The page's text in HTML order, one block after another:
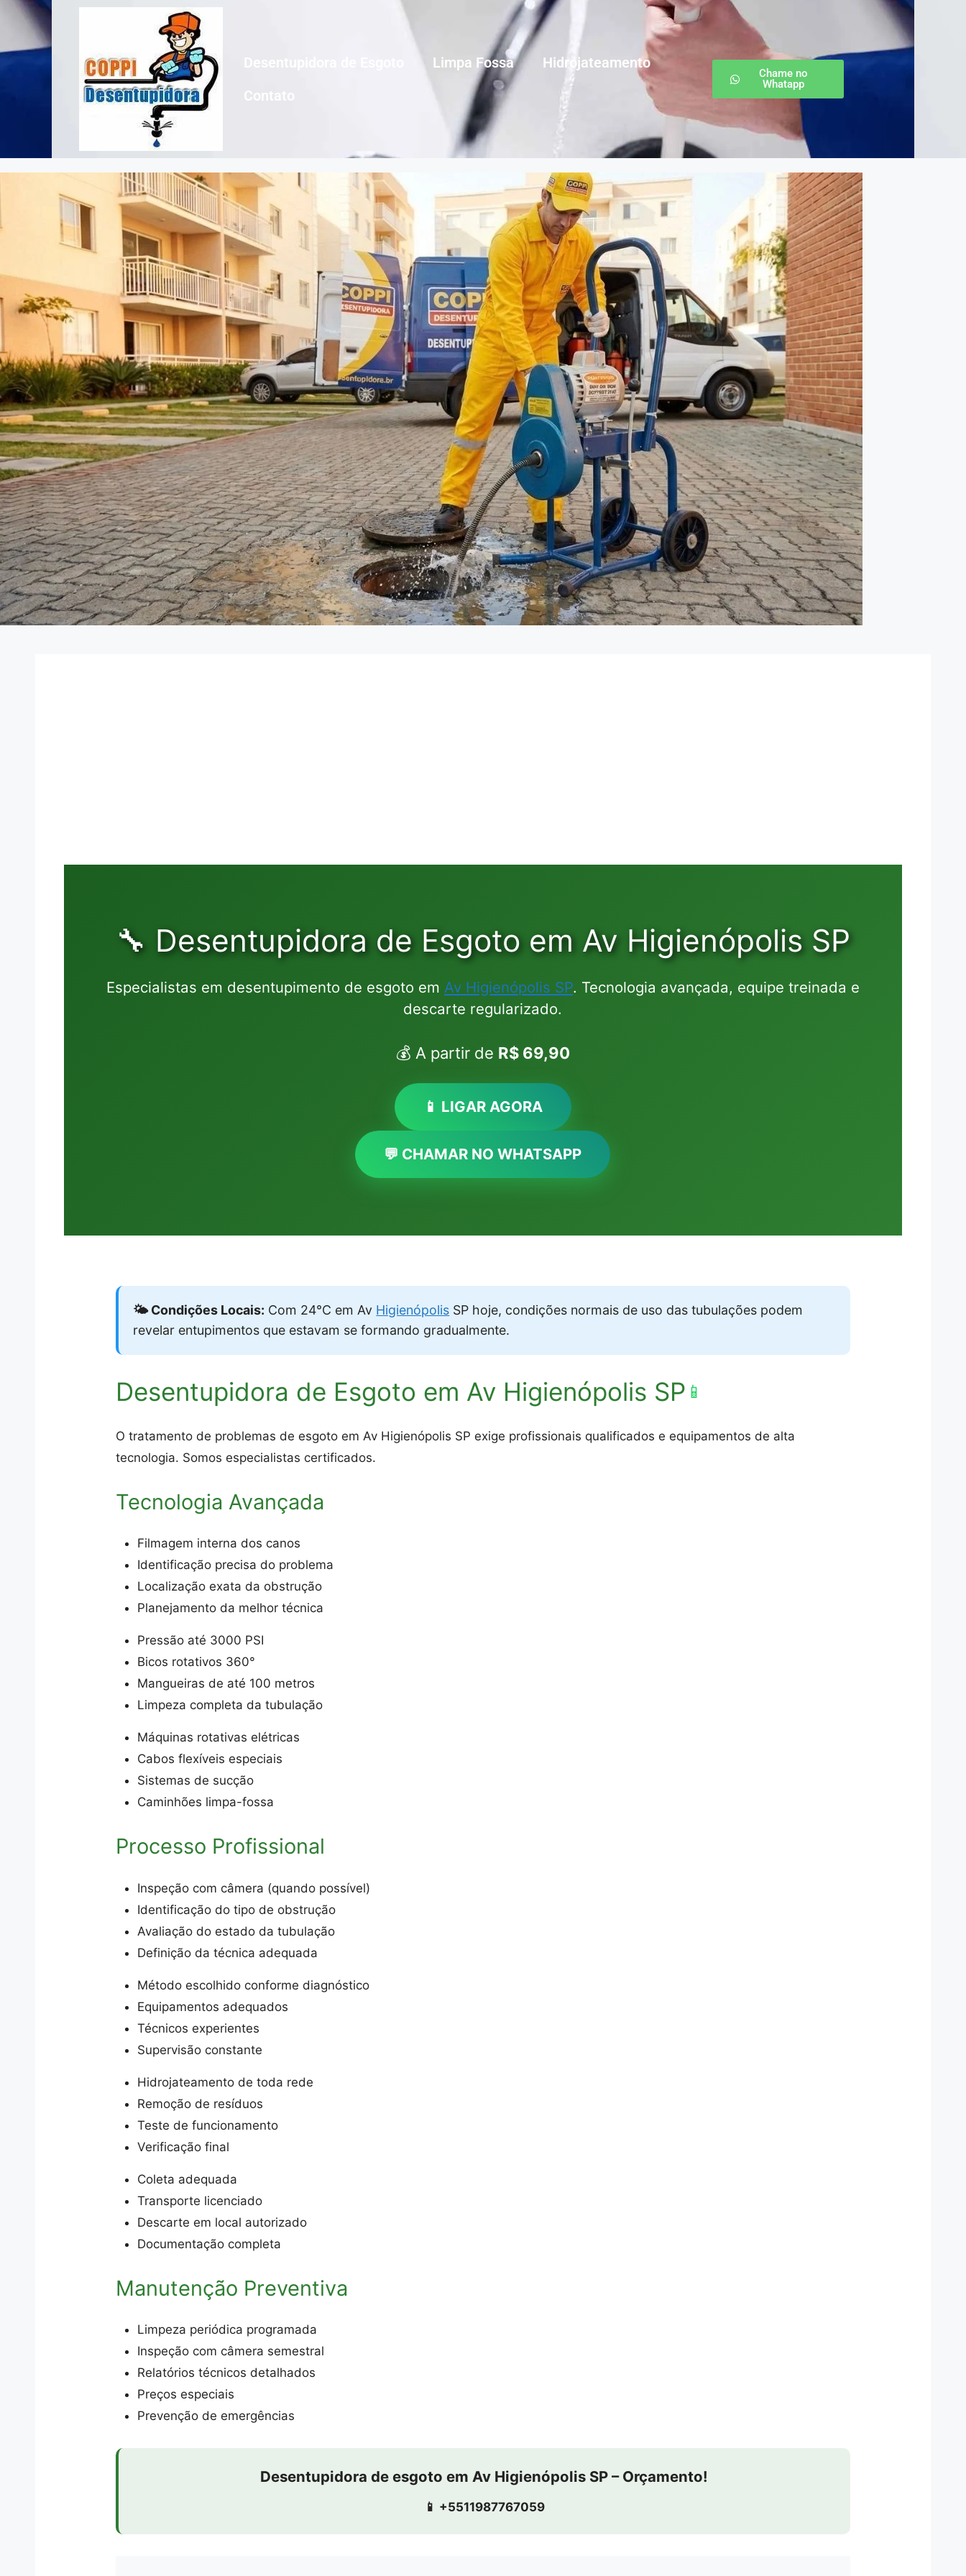
Limpa Fossa
Hidrojateamento
Chame no
Whatapp
🔧 Desentupidora de Esgoto em Av Higienópolis SP
Especialistas em desentupimento de esgoto em Av Higienópolis SP. Tecnologia avançada, equipe treinada e
descarte regularizado.
💰 A partir de R$ 69,90
📱 LIGAR AGORA
💬 CHAMAR NO WHATSAPP
🌤️ Condições Locais: Com 24°C em Av Higienópolis SP hoje, condições normais de uso das tubulações podem
revelar entupimentos que estavam se formando gradualmente.
Desentupidora de Esgoto em Av Higienópolis SP 📱
O tratamento de problemas de esgoto em Av Higienópolis SP exige profissionais qualificados e equipamentos de alta
tecnologia. Somos especialistas certificados.
Tecnologia Avançada
Filmagem interna dos canos
Identificação precisa do problema
Localização exata da obstrução
Planejamento da melhor técnica
Pressão até 3000 PSI
Bicos rotativos 360°
Mangueiras de até 100 metros
Limpeza completa da tubulação
Máquinas rotativas elétricas
Cabos flexíveis especiais
Sistemas de sucção
Caminhões limpa-fossa
Processo Profissional
Inspeção com câmera (quando possível)
Identificação do tipo de obstrução
Avaliação do estado da tubulação
Definição da técnica adequada
Método escolhido conforme diagnóstico
Equipamentos adequados
Técnicos experientes
Supervisão constante
Hidrojateamento de toda rede
Remoção de resíduos
Teste de funcionamento
Verificação final
Coleta adequada
Transporte licenciado
Descarte em local autorizado
Documentação completa
Manutenção Preventiva
Limpeza periódica programada
Inspeção com câmera semestral
Relatórios técnicos detalhados
Preços especiais
Prevenção de emergências
Desentupidora de esgoto em Av Higienópolis SP – Orçamento!
📱 +5511987767059